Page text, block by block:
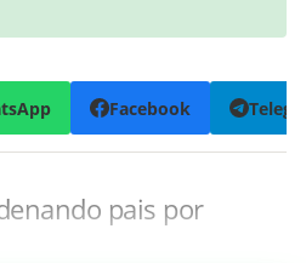
Facebook
pais por